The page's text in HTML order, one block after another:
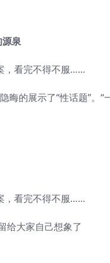
泉
晦的展示了“性话题”。
给大家自己想象了